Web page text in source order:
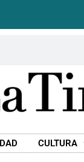
CULTURA